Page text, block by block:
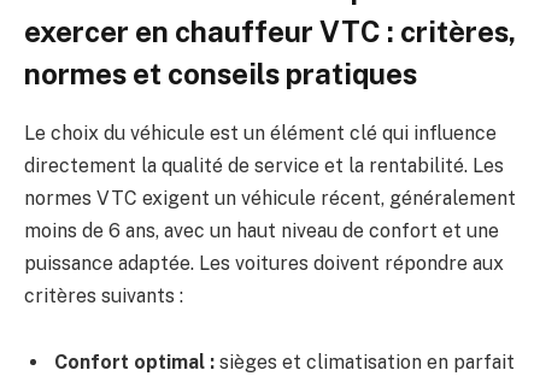
exercer en chauffeur VTC : critères,
normes et conseils pratiques
Le choix du véhicule est un élément clé qui influence
directement la qualité de service et la rentabilité. Les
normes VTC exigent un véhicule récent, généralement
moins de 6 ans, avec un haut niveau de confort et une
puissance adaptée. Les voitures doivent répondre aux
critères suivants :
Confort optimal : sièges et climatisation en parfait